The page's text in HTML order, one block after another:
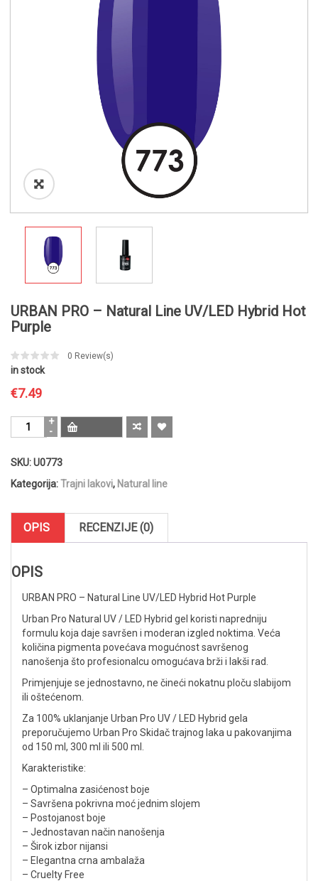
URBAN PRO – Natural Line UV/LED Hybrid Hot
Purple
0 Review(s)
in stock
€7.49
URBAN
PRO
Natural
Line
Hot
SKU:U0773
Kategorija:Trajni lakovi, Natural line
OPIS RECENZIJE (0)
OPIS
URBAN PRO – Natural Line UV/LED Hybrid Hot Purple
Urban Pro Natural UV / LED Hybrid gel koristi napredniju
formulu koja daje savršen i moderan izgled noktima. Veća
količina pigmenta povećava mogućnost savršenog
nanošenja što profesionalcu omogućava brži i lakši rad.
Primjenjuje se jednostavno, ne čineći nokatnu ploču slabijom
ili oštećenom.
Za 100% uklanjanje Urban Pro UV / LED Hybrid gela
preporučujemo Urban Pro Skidač trajnog laka u pakovanjima
od 150 ml, 300 ml ili 500 ml.
Karakteristike:
– Optimalna zasićenost boje
– Savršena pokrivna moć jednim slojem
– Postojanost boje
– Jednostavan način nanošenja
– Širok izbor nijansi
– Elegantna crna ambalaža
– Cruelty Free